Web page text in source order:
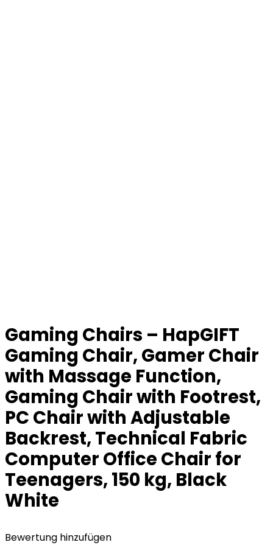
Gaming Chairs – HapGIFT
Gaming Chair, Gamer Chair
with Massage Function,
Gaming Chair with Footrest,
PC Chair with Adjustable
Backrest, Technical Fabric
Computer Office Chair for
Teenagers, 150 kg, Black
White
Bewertung hinzufügen